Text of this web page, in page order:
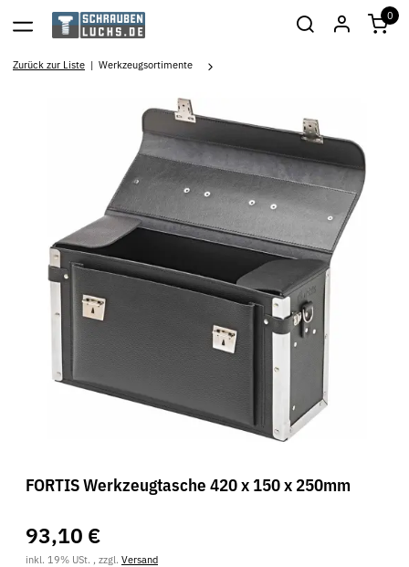
0
Zurück zur Liste Werkzeugsortimente
FORTIS Werkzeugtasche 420 x 150 x 250mm
93,10 €
inkl. 19% USt. , zzgl. Versand